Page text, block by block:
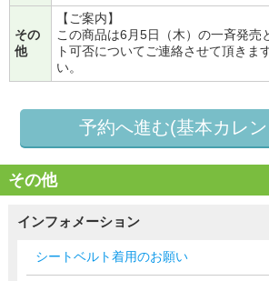
その
他
【ご案内】
この商品は6月5日（木）の一斉発売
ト可否についてご連絡させて頂きま
い。
予約へ進む(基本カレ
その他
インフォメーション
シートベルト着用のお願い